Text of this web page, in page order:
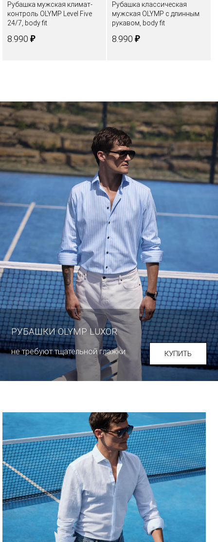
Рубашка мужская климат-
контроль OLYMP Level Five
24/7, body fit
8.990 ₽
Рубашка классическая
мужская OLYMP с длинным
рукавом, body fit
8.990 ₽
РУБАШКИ OLYMP LUXOR
не требуют тщательной глажки КУПИТЬ